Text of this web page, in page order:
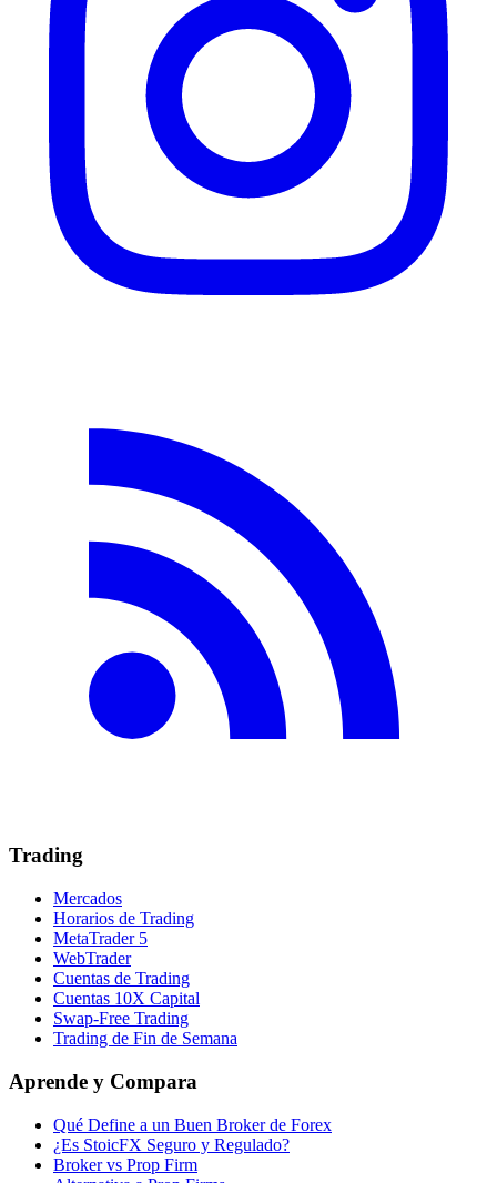
Trading
Mercados
Horarios de Trading
MetaTrader 5
WebTrader
Cuentas de Trading
Cuentas 10X Capital
Swap-Free Trading
Trading de Fin de Semana
Aprende y Compara
Qué Define a un Buen Broker de Forex
¿Es StoicFX Seguro y Regulado?
Broker vs Prop Firm